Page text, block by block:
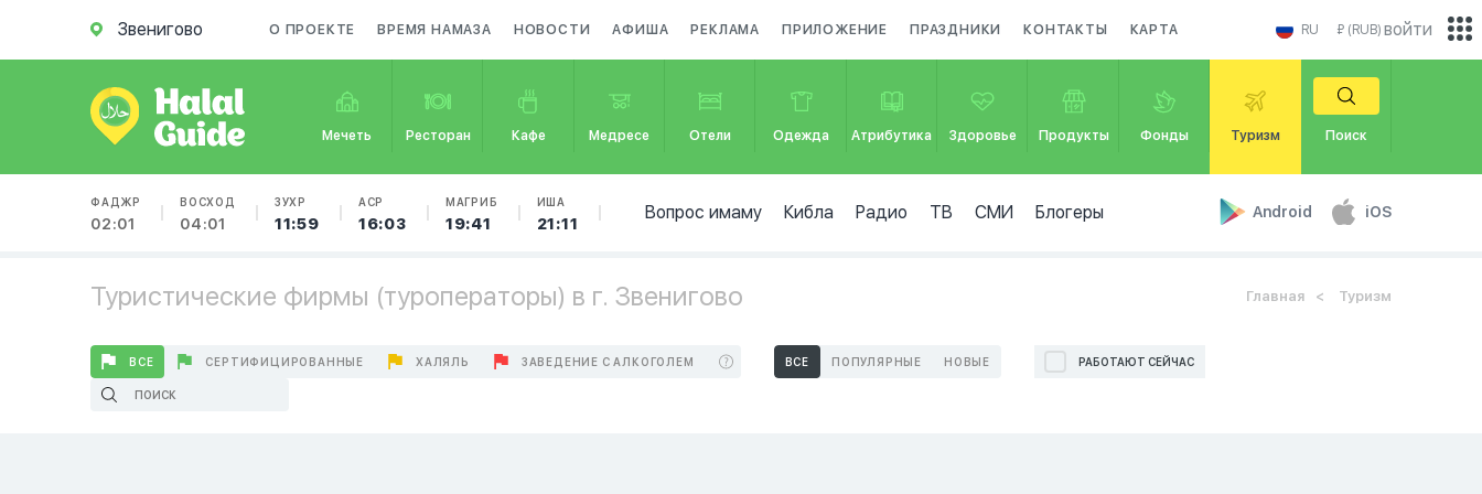
Звенигово О ПРОЕКТЕ ВРЕМЯ НАМАЗА НОВОСТИ АФИША РЕКЛАМА ПРИЛОЖЕНИЕ ПРАЗДНИКИ КОНТАКТЫ КАРТА RU ₽ (RUB)
Мечеть Ресторан Кафе Медресе Отели Одежда Атрибутика Здоровье Продукты Фонды Туризм Поиск
ФАДЖР
02:01
ВОСХОД
04:01
ЗУХР
11:59
АСР
16:03
МАГРИБ
19:41
ИША
21:11
Вопрос имаму Кибла Радио ТВ СМИ Блогеры Android iOS
войти
Туристические фирмы (туроператоры) в г. Звенигово Главная Туризм
ВСЕ СЕРТИФИЦИРОВАННЫЕ ХАЛЯЛЬ ЗАВЕДЕНИЕ С АЛКОГОЛЕМ ВСЕ ПОПУЛЯРНЫЕ НОВЫЕ РАБОТАЮТ СЕЙЧАС